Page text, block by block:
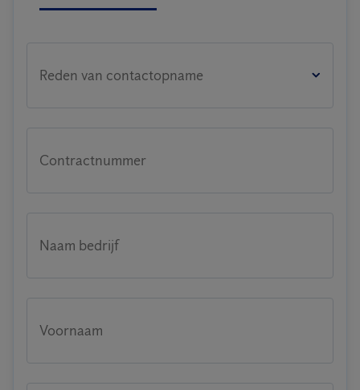
Reden van contactopname
Contractnummer
Naam bedrijf
Voornaam